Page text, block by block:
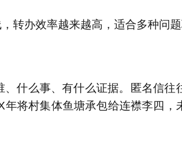
办效率越来越高，适合多种问题
什么事、有什么证据。匿名信往
将村集体鱼塘承包给连襟李四，